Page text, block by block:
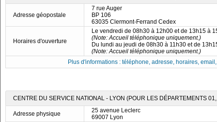
Adresse géopostale
7 rue Auger
BP 106
63035 Clermont-Ferrand Cedex
Horaires d'ouverture
Le vendredi de 08h30 à 12h00 et de 13h15 à
(Note: Accueil téléphonique uniquement.)
Du lundi au jeudi de 08h30 à 11h30 et de
(Note: Accueil téléphonique uniquement.)
Plus d'informations : téléphone, adresse, horaires,
CENTRE DU SERVICE NATIONAL - LYON (POUR LES DÉPARTEMENTS
Adresse physique
25 avenue Leclerc
69007 Lyon